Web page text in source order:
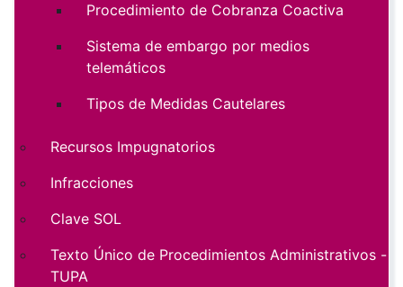
Procedimiento de Cobranza Coactiva
Sistema de embargo por medios
telemáticos
Tipos de Medidas Cautelares
Recursos Impugnatorios
Infracciones
Clave SOL
Texto Único de Procedimientos Administrativos -
TUPA